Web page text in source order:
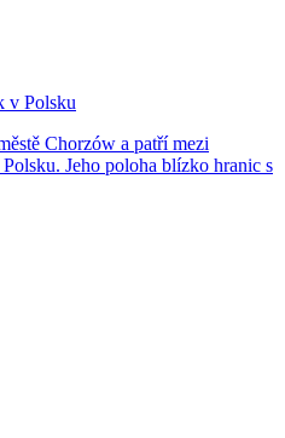
v Polsku
Chorzów a patří mezi
Jeho poloha blízko hranic s